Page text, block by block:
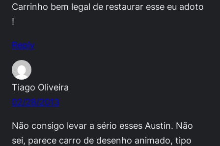
Carrinho bem legal de restaurar esse eu adoto
!
Reply
Tiago Oliveira
02/28/2013
Não consigo levar a sério esses Austin. Não
sei, parece carro de desenho animado, tipo